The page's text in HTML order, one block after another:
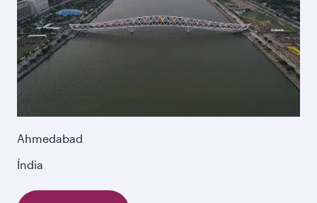
Ahmedabad
Índia